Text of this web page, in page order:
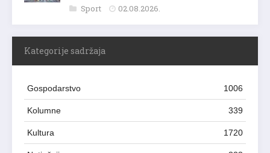
Sport 02.08.2026.
Kategorije sadržaja
Gospodarstvo 1006
Kolumne 339
Kultura 1720